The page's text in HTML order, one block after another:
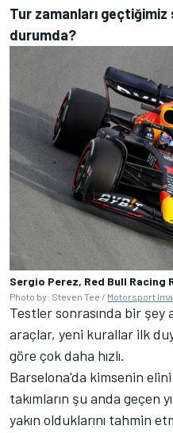
Tur zamanları geçtiğimiz
durumda?
Sergio Perez, Red Bull Racing
Photo by: Steven Tee / Motorsport
Testler sonrasında bir şey
araçlar, yeni kurallar ilk
göre çok daha hızlı.
Barselona'da kimsenin
takımların şu anda geçen
yakın olduklarını tahmin